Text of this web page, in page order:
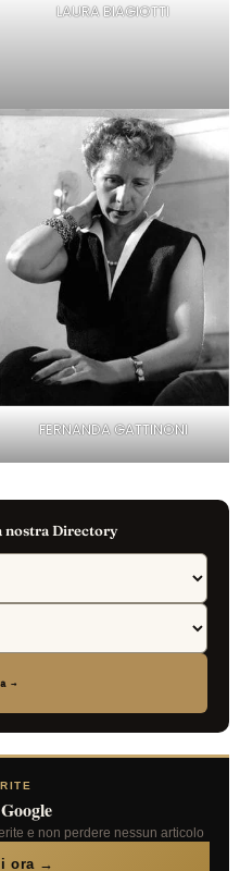
LAURA BIAGIOTTI
FERNANDA GATTINONI
nostra Directory
→
e non perdere nessun articolo
ora →